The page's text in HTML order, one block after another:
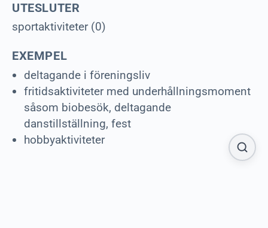
UTESLUTER
sportaktiviteter (0)
EXEMPEL
deltagande i föreningsliv
fritidsaktiviteter med underhållningsmoment
såsom biobesök, deltagande
danstillställning, fest
hobbyaktiviteter